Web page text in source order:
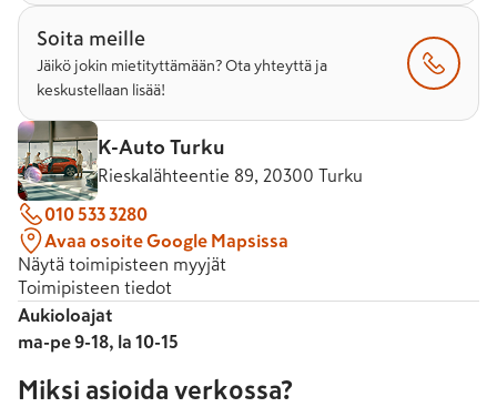
Soita meille
Jäikö jokin mietityttämään? Ota yhteyttä ja
keskustellaan lisää!
K-Auto Turku
Rieskalähteentie 89, 20300 Turku
010 533 3280
Avaa osoite Google Mapsissa
Näytä toimipisteen myyjät
Toimipisteen tiedot
Aukioloajat
ma-pe 9-18, la 10-15
Miksi asioida verkossa?